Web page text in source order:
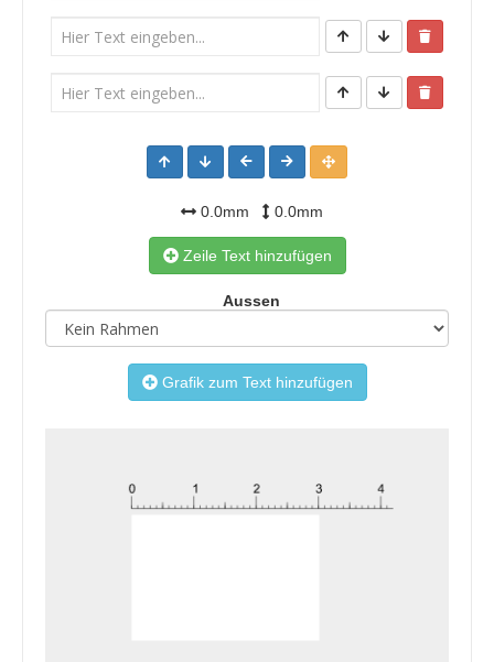
0.0mm 0.0mm
Zeile Text hinzufügen
Aussen
Grafik zum Text hinzufügen